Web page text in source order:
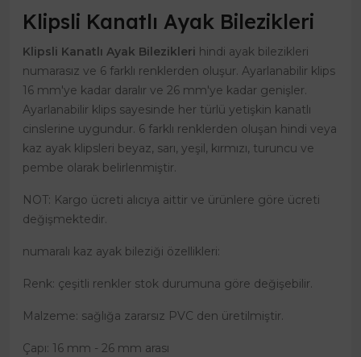
Klipsli Kanatlı Ayak Bilezikleri
Klipsli Kanatlı Ayak Bilezikleri hindi ayak bilezikleri
numarasız ve 6 farklı renklerden oluşur. Ayarlanabilir klips
16 mm'ye kadar daralır ve 26 mm'ye kadar genişler.
Ayarlanabilir klips sayesinde her türlü yetişkin kanatlı
cinslerine uygundur. 6 farklı renklerden oluşan hindi veya
kaz ayak klipsleri beyaz, sarı, yeşil, kırmızı, turuncu ve
pembe olarak belirlenmiştir.
NOT: Kargo ücreti alıcıya aittir ve ürünlere göre ücreti
değişmektedir.
numaralı kaz ayak bileziği özellikleri:
Renk: çeşitli renkler stok durumuna göre değişebilir.
Malzeme: sağlığa zararsız PVC den üretilmiştir.
Çapı: 16 mm - 26 mm arası